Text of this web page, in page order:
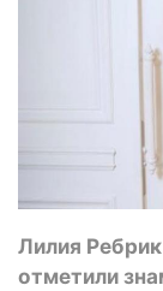
Лилия
отметили